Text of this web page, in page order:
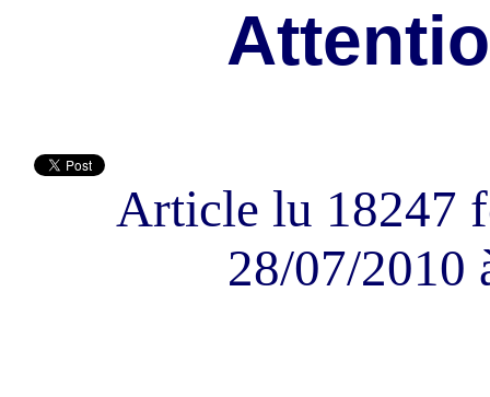
Article lu 18247
28/07/2010